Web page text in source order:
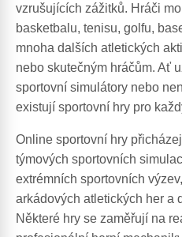
vzrušujících zážitků. Hráči
basketbalu, tenisu, golfu,
mnoha dalších atletických
nebo skutečným hráčům. Ať
sportovní simulátory nebo
existují sportovní hry pro
Online sportovní hry
týmových sportovních
extrémních sportovních
arkádových atletických her a
Některé hry se zaměřují na